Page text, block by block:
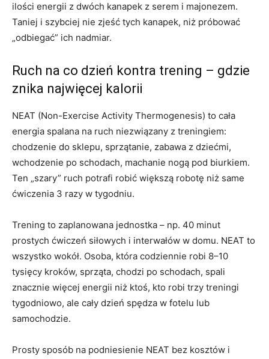
ilości energii z dwóch kanapek z serem i majonezem.
Taniej i szybciej nie zjeść tych kanapek, niż próbować
„odbiegać” ich nadmiar.
Ruch na co dzień kontra trening – gdzie
znika najwięcej kalorii
NEAT (Non-Exercise Activity Thermogenesis) to cała
energia spalana na ruch niezwiązany z treningiem:
chodzenie do sklepu, sprzątanie, zabawa z dziećmi,
wchodzenie po schodach, machanie nogą pod biurkiem.
Ten „szary” ruch potrafi robić większą robotę niż same
ćwiczenia 3 razy w tygodniu.
Trening to zaplanowana jednostka – np. 40 minut
prostych ćwiczeń siłowych i interwałów w domu. NEAT to
wszystko wokół. Osoba, która codziennie robi 8–10
tysięcy kroków, sprząta, chodzi po schodach, spali
znacznie więcej energii niż ktoś, kto robi trzy treningi
tygodniowo, ale cały dzień spędza w fotelu lub
samochodzie.
Prosty sposób na podniesienie NEAT bez kosztów i